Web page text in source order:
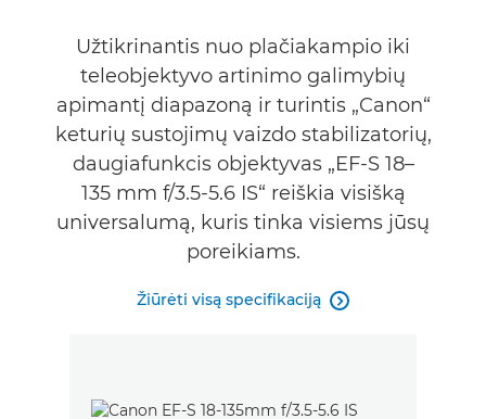
Užtikrinantis nuo plačiakampio iki
teleobjektyvo artinimo galimybių
apimantį diapazoną ir turintis „Canon“
keturių sustojimų vaizdo stabilizatorių,
daugiafunkcis objektyvas „EF-S 18–
135 mm f/3.5-5.6 IS“ reiškia visišką
universalumą, kuris tinka visiems jūsų
poreikiams.
Žiūrėti visą specifikaciją 